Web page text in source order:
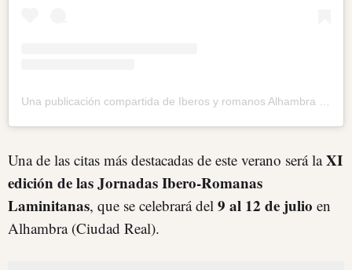
Una de las citas más destacadas de este verano será laXI
edición de las Jornadas Ibero-Romanas
Laminitanas, que se celebrará del 9 al 12 de julio en
Alhambra (Ciudad Real).